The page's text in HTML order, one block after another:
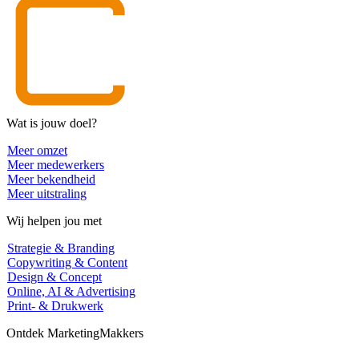
Wat is jouw doel?
Meer omzet
Meer medewerkers
Meer bekendheid
Meer uitstraling
Wij helpen jou met
Strategie & Branding
Copywriting & Content
Design & Concept
Online, AI & Advertising
Print- & Drukwerk
Ontdek MarketingMakkers